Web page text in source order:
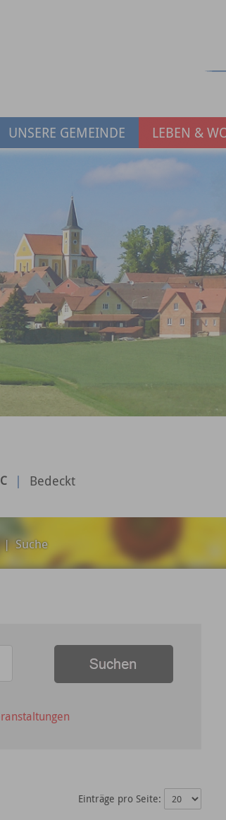
UNSERE GEMEINDE LEBEN &
| Bedeckt
|Suche
Einträge pro Seite: